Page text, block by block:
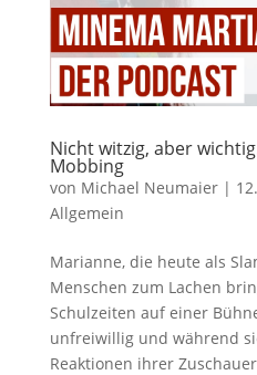
Nicht witzig, aber
Mobbing
von Michael Neumaier|
Allgemein
Marianne, die heute als
Menschen zum Lachen
Schulzeiten auf einer
unfreiwillig und während
Reaktionen ihrer